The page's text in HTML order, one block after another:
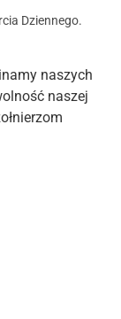
Dziennego.
naszych
naszej